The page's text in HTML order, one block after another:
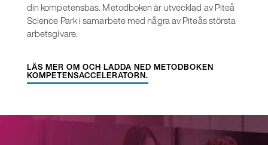
din kompetensbas. Metodboken är utvecklad av Piteå
Science Park i samarbete med några av Piteås största
arbetsgivare.
LÄS MER OM OCH LADDA NED METODBOKEN
KOMPETENSACCELERATORN.